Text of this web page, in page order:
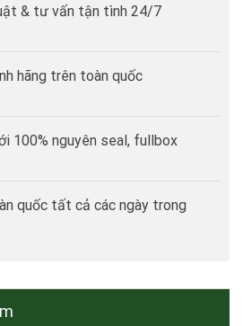
& tư vấn tận tình 24/7
hãng trên toàn quốc
100% nguyên seal, fullbox
quốc tất cả các ngày trong